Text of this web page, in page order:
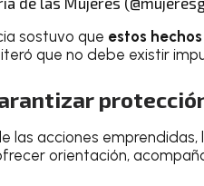
sostuvo que estos
que no debe existir
las acciones
orientación,